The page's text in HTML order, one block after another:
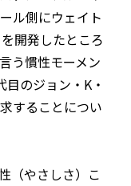
ル側にウェイト
開発したところ
う慣性モーメン
のジョン・K・
することについ
（やさしさ）こ